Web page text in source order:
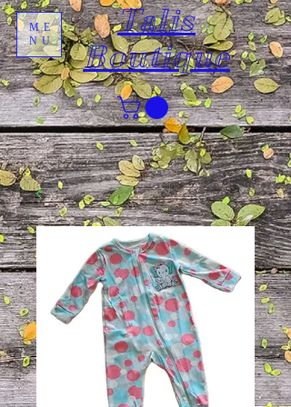
Talis
Boutique
ME
NU